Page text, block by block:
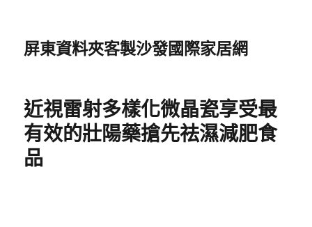
屏東資料夾客製沙發國際家居網
近視雷射多樣化微晶瓷享受最
有效的壯陽藥搶先祛濕減肥食
品